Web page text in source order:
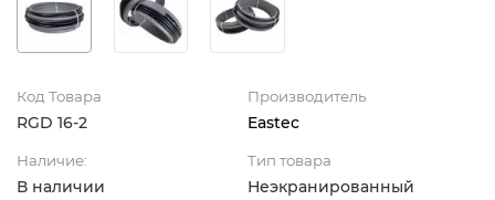
Код Товара
RGD 16-2
Производитель
Eastec
Наличие:
В наличии
Тип товара
Неэкранированный